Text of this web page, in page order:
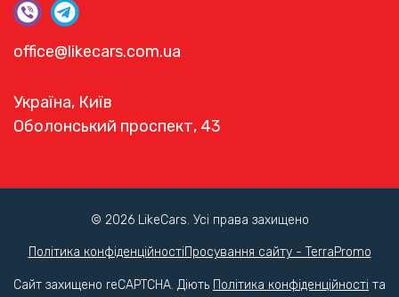
office@likecars.com.ua
Україна, Київ
Оболонський проспект, 43
© 2026 LikeCars. Усі права захищено
Політика конфіденційностіПросування сайту - TerraPromo
Сайт захищено reCAPTCHA. Діють Політика конфіденційності та